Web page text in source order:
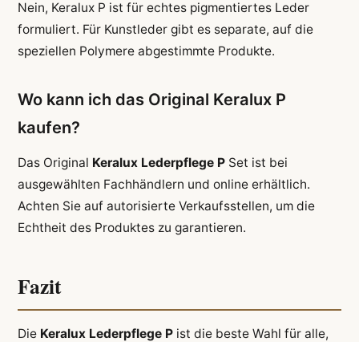
Nein, Keralux P ist für echtes pigmentiertes Leder
formuliert. Für Kunstleder gibt es separate, auf die
speziellen Polymere abgestimmte Produkte.
Wo kann ich das Original Keralux P
kaufen?
Das Original Keralux Lederpflege PSet ist bei
ausgewählten Fachhändlern und online erhältlich.
Achten Sie auf autorisierte Verkaufsstellen, um die
Echtheit des Produktes zu garantieren.
Fazit
Die Keralux Lederpflege Pist die beste Wahl für alle,